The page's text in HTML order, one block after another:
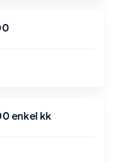
enkel kk